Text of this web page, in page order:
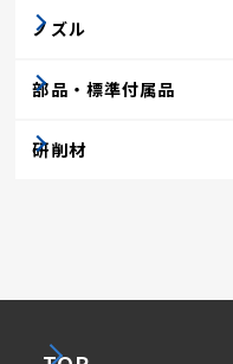
ノズル
部品・標準付属品
研削材